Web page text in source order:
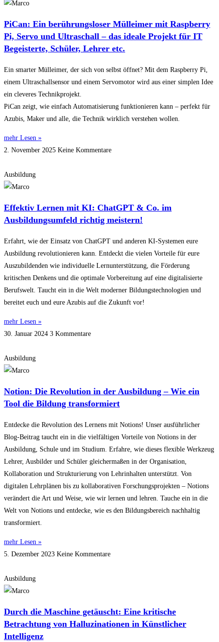
PiCan: Ein berührungsloser Mülleimer mit Raspberry
Pi, Servo und Ultraschall – das ideale Projekt für IT
Begeisterte, Schüler, Lehrer etc.
Ein smarter Mülleimer, der sich von selbst öffnet? Mit dem Raspberry Pi,
einem Ultraschallsensor und einem Servomotor wird aus einer simplen Idee
ein cleveres Technikprojekt.
PiCan zeigt, wie einfach Automatisierung funktionieren kann – perfekt für
Azubis, Maker und alle, die Technik wirklich verstehen wollen.
mehr Lesen »
2. November 2025 Keine Kommentare
Ausbildung
Effektiv Lernen mit KI: ChatGPT & Co. im
Ausbildungsumfeld richtig meistern!
Erfahrt, wie der Einsatz von ChatGPT und anderen KI-Systemen eure
Ausbildung revolutionieren kann. Entdeckt die vielen Vorteile für eure
Auszubildenden wie individuelle Lernunterstützung, die Förderung
kritischen Denkens und die optimale Vorbereitung auf eine digitalisierte
Berufswelt. Taucht ein in die Welt moderner Bildungstechnologien und
bereitet euch und eure Azubis auf die Zukunft vor!
mehr Lesen »
30. Januar 2024 3 Kommentare
Ausbildung
Notion: Die Revolution in der Ausbildung – Wie ein
Tool die Bildung transformiert
Entdecke die Revolution des Lernens mit Notions! Unser ausführlicher
Blog-Beitrag taucht ein in die vielfältigen Vorteile von Notions in der
Ausbildung, Schule und im Studium. Erfahre, wie dieses flexible Werkzeug
Lehrer, Ausbilder und Schüler gleichermaßen in der Organisation,
Kollaboration und Strukturierung von Lehrinhalten unterstützt. Von
digitalen Lehrplänen bis zu kollaborativen Forschungsprojekten – Notions
verändert die Art und Weise, wie wir lernen und lehren. Tauche ein in die
Welt von Notions und entdecke, wie es den Bildungsbereich nachhaltig
transformiert.
mehr Lesen »
5. Dezember 2023 Keine Kommentare
Ausbildung
Durch die Maschine getäuscht: Eine kritische
Betrachtung von Halluzinationen in Künstlicher
Intelligenz